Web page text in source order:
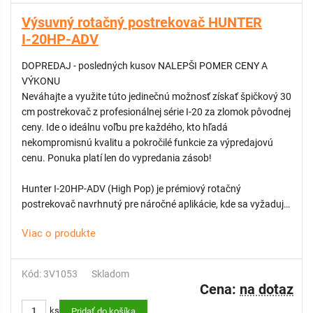
chráni okolie pred podmáčaním.
- Fixná 360° výseč: Ideálne riešenie pre centrálne časti
trávnikov, kde nie je potrebné prestavovať uhol závlahy.
- Vynikajúca distribúcia vody: Pokročilá technológia trysiek
rast trávnika.
Výsuvný rotačný postrekovač HUNTER
I-20HP-ADV
DOPREDAJ - posledných kusov NALEPŠI POMER CENY A
VÝKONU
Neváhajte a využite túto jedinečnú možnosť získať špičkový 30
cm postrekovač z profesionálnej série I-20 za zlomok pôvodnej
ceny. Ide o ideálnu voľbu pre každého, kto hľadá
nekompromisnú kvalitu a pokročilé funkcie za výpredajovú
cenu. Ponuka platí len do vypredania zásob!
Hunter I-20HP-ADV (High Pop) je prémiový rotačný
postrekovač navrhnutý pre náročné aplikácie, kde sa vyžaduje
ideálnym riešením pre plochy s vyšším trávnikom, kvetinovými
prítomnosť integrovaného spätného ventilu, ktorý udrží vodný
Viac o produkte
Kód: 3V1053 Skladom
Cena: na dotaz
ks